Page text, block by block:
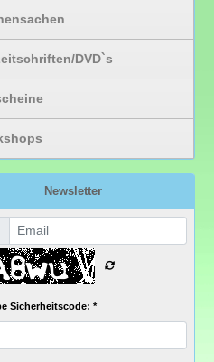
DVD`s
Newsletter
Sicherheitscode: *